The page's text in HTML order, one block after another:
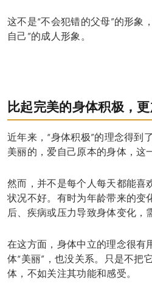
这不是“不会犯错的父母”的形象
自己”的成人形象。
比起完美的身体积极，
近年来，“身体积极”的理念得到
美丽的，爱自己原本的身体，这
然而，并不是每个人每天都能喜
状况不好。有时为年龄带来的变
后、疾病或压力导致身体变化，
在这方面，身体中立的理念很有
体“美丽”，也没关系。只是不把
体，不如关注其功能和感受。